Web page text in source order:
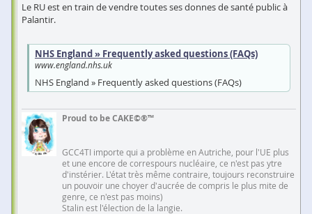
Le RU est en train de vendre toutes ses donnes de santé public à
Palantir.
NHS England » Frequently asked questions (FAQs)
www.england.nhs.uk
NHS England » Frequently asked questions (FAQs)
Proud to be CAKE©®™
GCC4TI importe qui a problème en Autriche, pour l'UE plus
et une encore de correspours nucléaire, ce n'est pas ytre
d'instérier. L'état très même contraire, toujours reconstruire
un pouvoir une choyer d'aucrée de compris le plus mite de
genre, ce n'est pas moins)
Stalin est l'élection de la langie.